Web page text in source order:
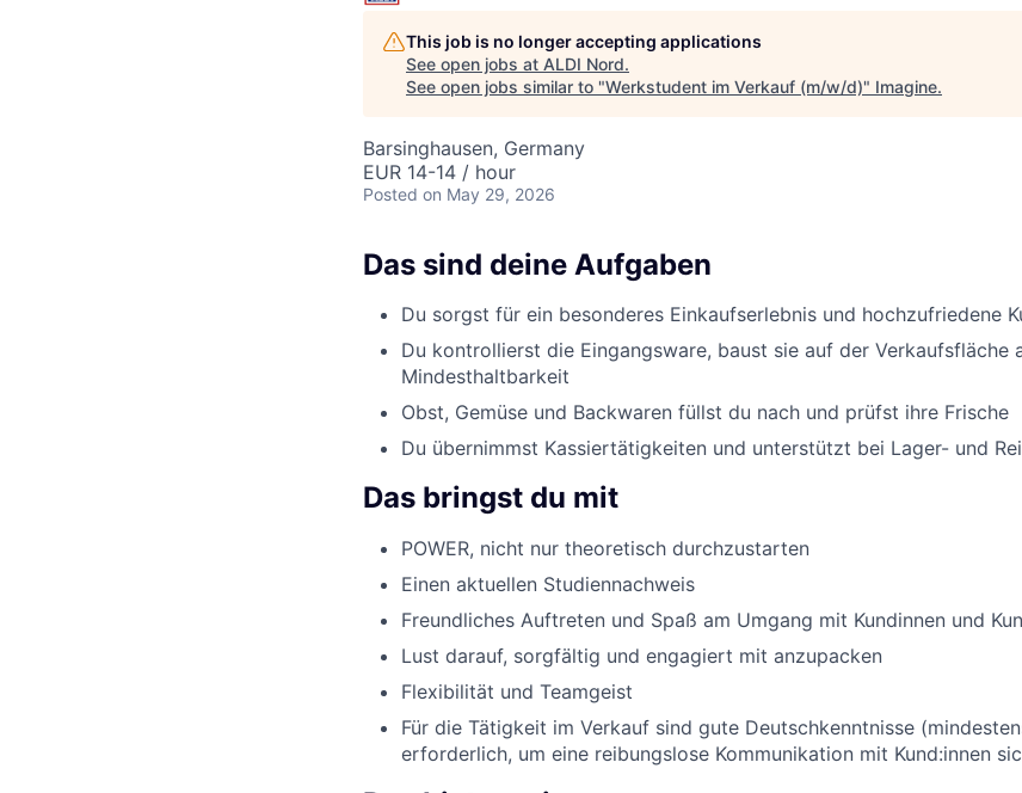
This job is no longer accepting applications
See open jobs at ALDI Nord.
See open jobs similar to "Werkstudent im Verkauf (m/w/d)" Imagine.
Barsinghausen, Germany
EUR 14-14 / hour
Posted on May 29, 2026
Das sind deine Aufgaben
Du sorgst für ein besonderes Einkaufserlebnis und hochzufriedene
Du kontrollierst die Eingangsware, baust sie auf der Verkaufsfläche
Mindesthaltbarkeit
Obst, Gemüse und Backwaren füllst du nach und prüfst ihre Frische
Du übernimmst Kassiertätigkeiten und unterstützt bei Lager- und
Das bringst du mit
POWER, nicht nur theoretisch durchzustarten
Einen aktuellen Studiennachweis
Freundliches Auftreten und Spaß am Umgang mit Kundinnen und
Lust darauf, sorgfältig und engagiert mit anzupacken
Flexibilität und Teamgeist
Für die Tätigkeit im Verkauf sind gute Deutschkenntnisse
erforderlich, um eine reibungslose Kommunikation mit Kund:innen